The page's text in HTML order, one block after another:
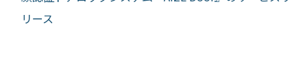
リース